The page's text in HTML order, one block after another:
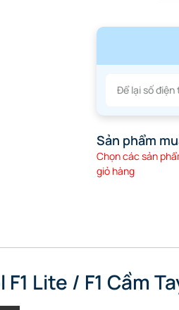
Sản phẩm
Chọn các sản
giỏ hàng
Lite / F1 Cầm